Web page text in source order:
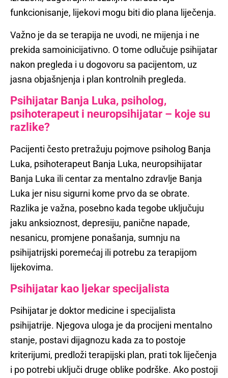
funkcionisanje, lijekovi mogu biti dio plana liječenja.
Važno je da se terapija ne uvodi, ne mijenja i ne
prekida samoinicijativno. O tome odlučuje psihijatar
nakon pregleda i u dogovoru sa pacijentom, uz
jasna objašnjenja i plan kontrolnih pregleda.
Psihijatar Banja Luka, psiholog,
psihoterapeut i neuropsihijatar – koje su
razlike?
Pacijenti često pretražuju pojmove psiholog Banja
Luka, psihoterapeut Banja Luka, neuropsihijatar
Banja Luka ili centar za mentalno zdravlje Banja
Luka jer nisu sigurni kome prvo da se obrate.
Razlika je važna, posebno kada tegobe uključuju
jaku anksioznost, depresiju, panične napade,
nesanicu, promjene ponašanja, sumnju na
psihijatrijski poremećaj ili potrebu za terapijom
lijekovima.
Psihijatar kao ljekar specijalista
Psihijatar je doktor medicine i specijalista
psihijatrije. Njegova uloga je da procijeni mentalno
stanje, postavi dijagnozu kada za to postoje
kriterijumi, predloži terapijski plan, prati tok liječenja
i po potrebi uključi druge oblike podrške. Ako postoji